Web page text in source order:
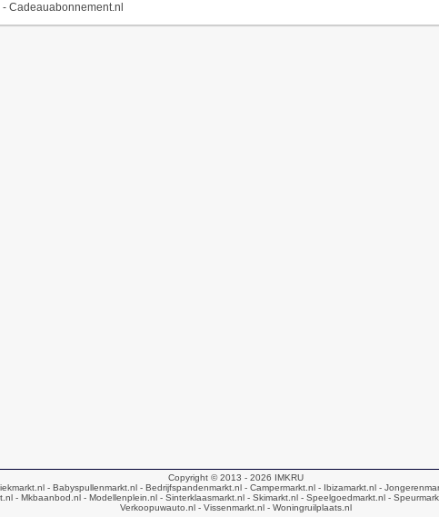
- Cadeauabonnement.nl
Copyright © 2013 - 2026 IMKRU
- Babyspullenmarkt.nl - Bedrijfspandenmarkt.nl - Campermarkt.nl - Ibizamarkt.nl -
- Mkbaanbod.nl- Modellenplein.nl- Sinterklaasmarkt.nl- Skimarkt.nl- Speelgoedmarkt.nl-
Verkoopuwauto.nl- Vissenmarkt.nl- Woningruilplaats.nl